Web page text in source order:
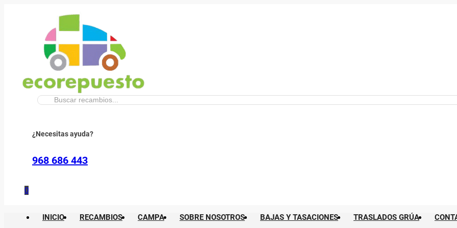
Buscar:
¿Necesitas ayuda?
968 686 443
0
INICIO RECAMBIOS CAMPA SOBRE NOSOTROS BAJAS Y TASACIONES TRASLADOS GRÚA